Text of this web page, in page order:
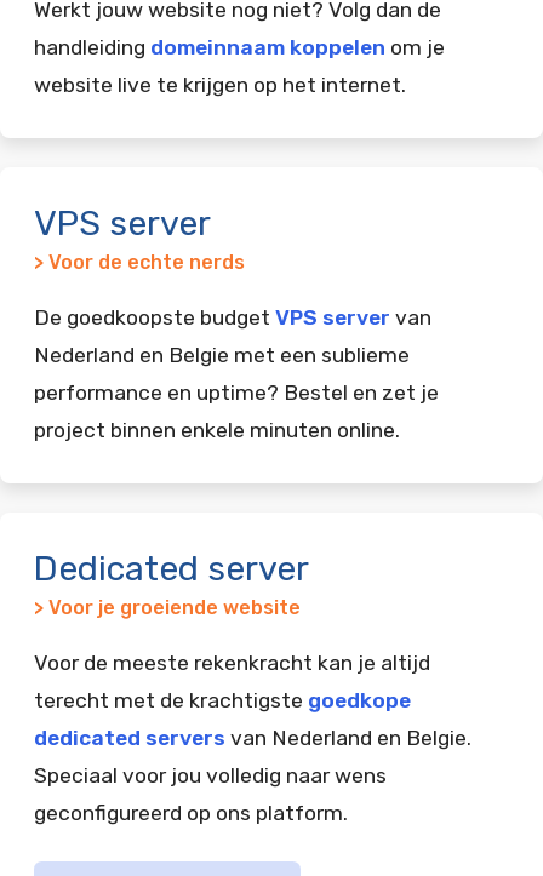
Werkt jouw website nog niet? Volg dan de
handleiding domeinnaam koppelen om je
website live te krijgen op het internet.
VPS server
> Voor de echte nerds
De goedkoopste budget VPS server van
Nederland en Belgie met een sublieme
performance en uptime? Bestel en zet je
project binnen enkele minuten online.
Dedicated server
> Voor je groeiende website
Voor de meeste rekenkracht kan je altijd
terecht met de krachtigste goedkope
dedicated servers van Nederland en Belgie.
Speciaal voor jou volledig naar wens
geconfigureerd op ons platform.